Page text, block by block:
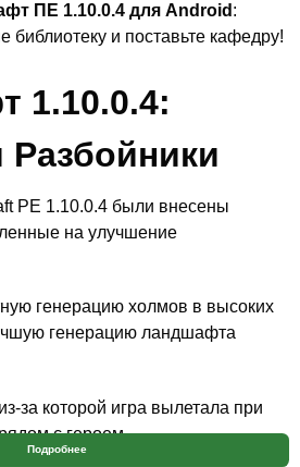
ПЕ 1.10.0.4 для Android :
библиотеку и поставьте кафедру!
1.10.0.4:
PE 1.10.0.4 были внесены
на улучшение
генерацию холмов в высоких
генерацию ландшафта
за которой игра вылетала при
с героем.
Подробнее